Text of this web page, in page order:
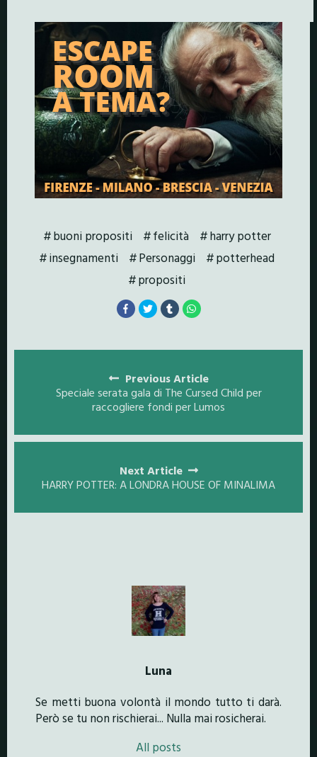
buoni propositi felicità
harry potter
insegnamenti
Personaggi
potterhead
propositi
navigation
Previous Article
Speciale serata gala di The Cursed Child per
raccogliere fondi per Lumos
Next Article
HARRY POTTER: A LONDRA HOUSE OF MINALIMA
Luna
Se metti buona volontà il mondo tutto ti darà.
Però se tu non rischierai... Nulla mai rosicherai.
All posts